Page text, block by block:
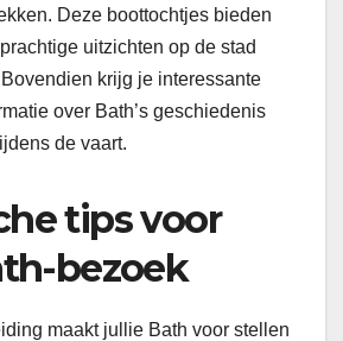
Deze boottochtjes bieden
uitzichten op de stad
krijg je interessante
over Bath’s geschiedenis
de vaart.
tips voor
bezoek
maakt jullie Bath voor stellen